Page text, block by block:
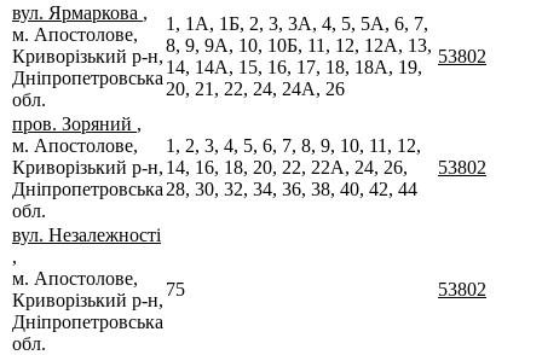
вул. Ярмаркова ,
м. Апостолове,
Криворізький р-н,
Дніпропетровська
обл.
1, 1А, 1Б, 2, 3, 3А, 4, 5, 5А, 6, 7,
8, 9, 9А, 10, 10Б, 11, 12, 12А, 13,
14, 14А, 15, 16, 17, 18, 18А, 19,
20, 21, 22, 24, 24А, 26
53802
пров. Зоряний ,
м. Апостолове,
Криворізький р-н,
Дніпропетровська
обл.
1, 2, 3, 4, 5, 6, 7, 8, 9, 10, 11, 12,
14, 16, 18, 20, 22, 22А, 24, 26,
28, 30, 32, 34, 36, 38, 40, 42, 44
53802
вул. Незалежності
,
м. Апостолове,
Криворізький р-н,
Дніпропетровська
обл.
75 53802